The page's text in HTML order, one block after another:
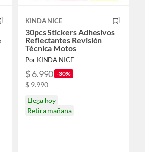
KINDA NICE
30pcs Stickers Adhesivos
Reflectantes Revisión
Técnica Motos
Por KINDA NICE
$ 6.990 -30%
$ 9.990
Llega hoy
Retira mañana